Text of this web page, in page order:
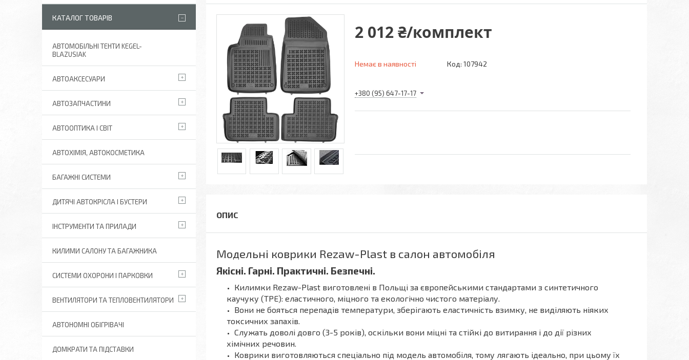
2 012 ₴/комплект
Немає в наявності Код: 107942
+380 (95) 647-17-17
Модельні коврики Rezaw-Plast в салон автомобіля
Якісні. Гарні. Практичні. Безпечні.
Килимки Rezaw-Plast виготовлені в Польщі за європейськими стандартами з синтетичного
каучуку (ТРЕ): еластичного, міцного та екологічно чистого матеріалу.
Вони не бояться перепадів температури, зберігають еластичність взимку, не виділяють ніяких
токсичних запахів.
Служать доволі довго (3-5 років), оскільки вони міцні та стійкі до витирання і до дії різних
хімічних речовин.
Коврики виготовляються спеціально під модель автомобіля, тому лягають ідеально, при цьому їх
КАТАЛОГ ТОВАРІВ
АВТОМОБІЛЬНІ ТЕНТИ KEGEL-
BLAZUSIAK
АВТОАКСЕСУАРИ
АВТОЗАПЧАСТИНИ
АВТООПТИКА І СВІТ
АВТОХІМІЯ, АВТОКОСМЕТИКА
БАГАЖНІ СИСТЕМИ
ДИТЯЧІ АВТОКРІСЛА І БУСТЕРИ
ІНСТРУМЕНТИ ТА ПРИЛАДИ
КИЛИМИ САЛОНУ ТА БАГАЖНИКА
СИСТЕМИ ОХОРОНИ І ПАРКОВКИ
ВЕНТИЛЯТОРИ ТА ТЕПЛОВЕНТИЛЯТОРИ
АВТОНОМНІ ОБІГРІВАЧІ
ДОМКРАТИ ТА ПІДСТАВКИ